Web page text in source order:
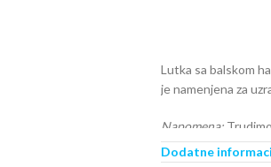
Lutka sa balskom
je namenjena za
Napomena:
Svi proizvodi koji se
Dodatne